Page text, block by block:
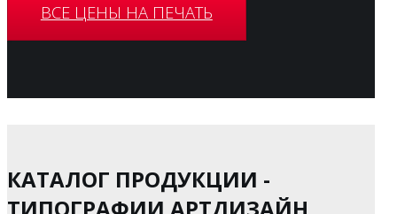
ВСЕ ЦЕНЫ НА ПЕЧАТЬ
КАТАЛОГ ПРОДУКЦИИ -